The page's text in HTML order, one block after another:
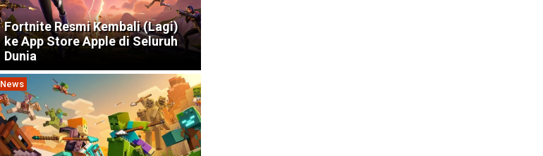
Fortnite Resmi Kembali (Lagi)
ke App Store Apple di Seluruh
Dunia
News